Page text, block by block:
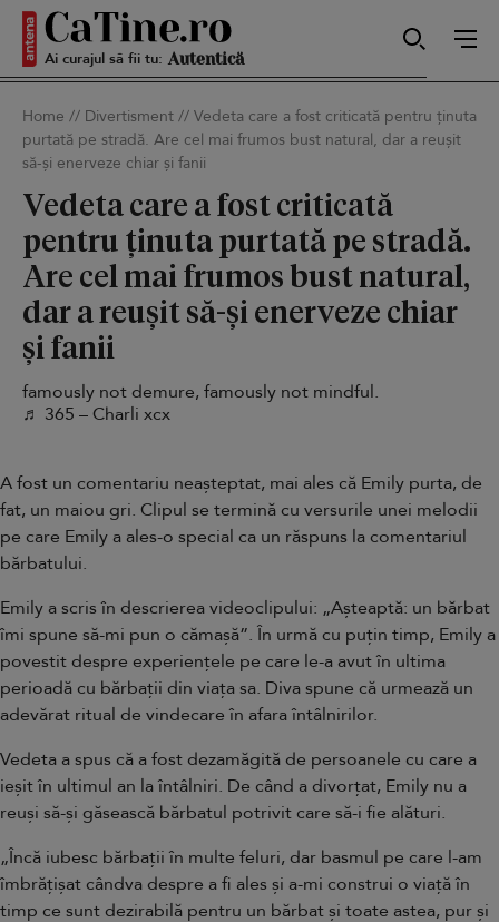
Ai curajul să fii tu: Sexy
Autentică
Smart
Home // Divertisment // Vedeta care a fost criticată pentru ținuta
purtată pe stradă. Are cel mai frumos bust natural, dar a reușit
să-și enerveze chiar și fanii
Vedeta care a fost criticată
pentru ținuta purtată pe stradă.
Are cel mai frumos bust natural,
dar a reușit să-și enerveze chiar
și fanii
famously not demure, famously not mindful.
♬ 365 – Charli xcx
A fost un comentariu neașteptat, mai ales că Emily purta, de
fat, un maiou gri. Clipul se termină cu versurile unei melodii
pe care Emily a ales-o special ca un răspuns la comentariul
bărbatului.
Emily a scris în descrierea videoclipului: „Așteaptă: un bărbat
îmi spune să-mi pun o cămașă”. În urmă cu puțin timp, Emily a
povestit despre experiențele pe care le-a avut în ultima
perioadă cu bărbații din viața sa. Diva spune că urmează un
adevărat ritual de vindecare în afara întâlnirilor.
Vedeta a spus că a fost dezamăgită de persoanele cu care a
ieșit în ultimul an la întâlniri. De când a divorțat, Emily nu a
reuși să-și găsească bărbatul potrivit care să-i fie alături.
„Încă iubesc bărbații în multe feluri, dar basmul pe care l-am
îmbrățișat cândva despre a fi ales și a-mi construi o viață în
timp ce sunt dezirabilă pentru un bărbat și toate astea, pur și